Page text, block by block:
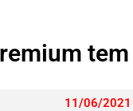
tem
11/06/2021